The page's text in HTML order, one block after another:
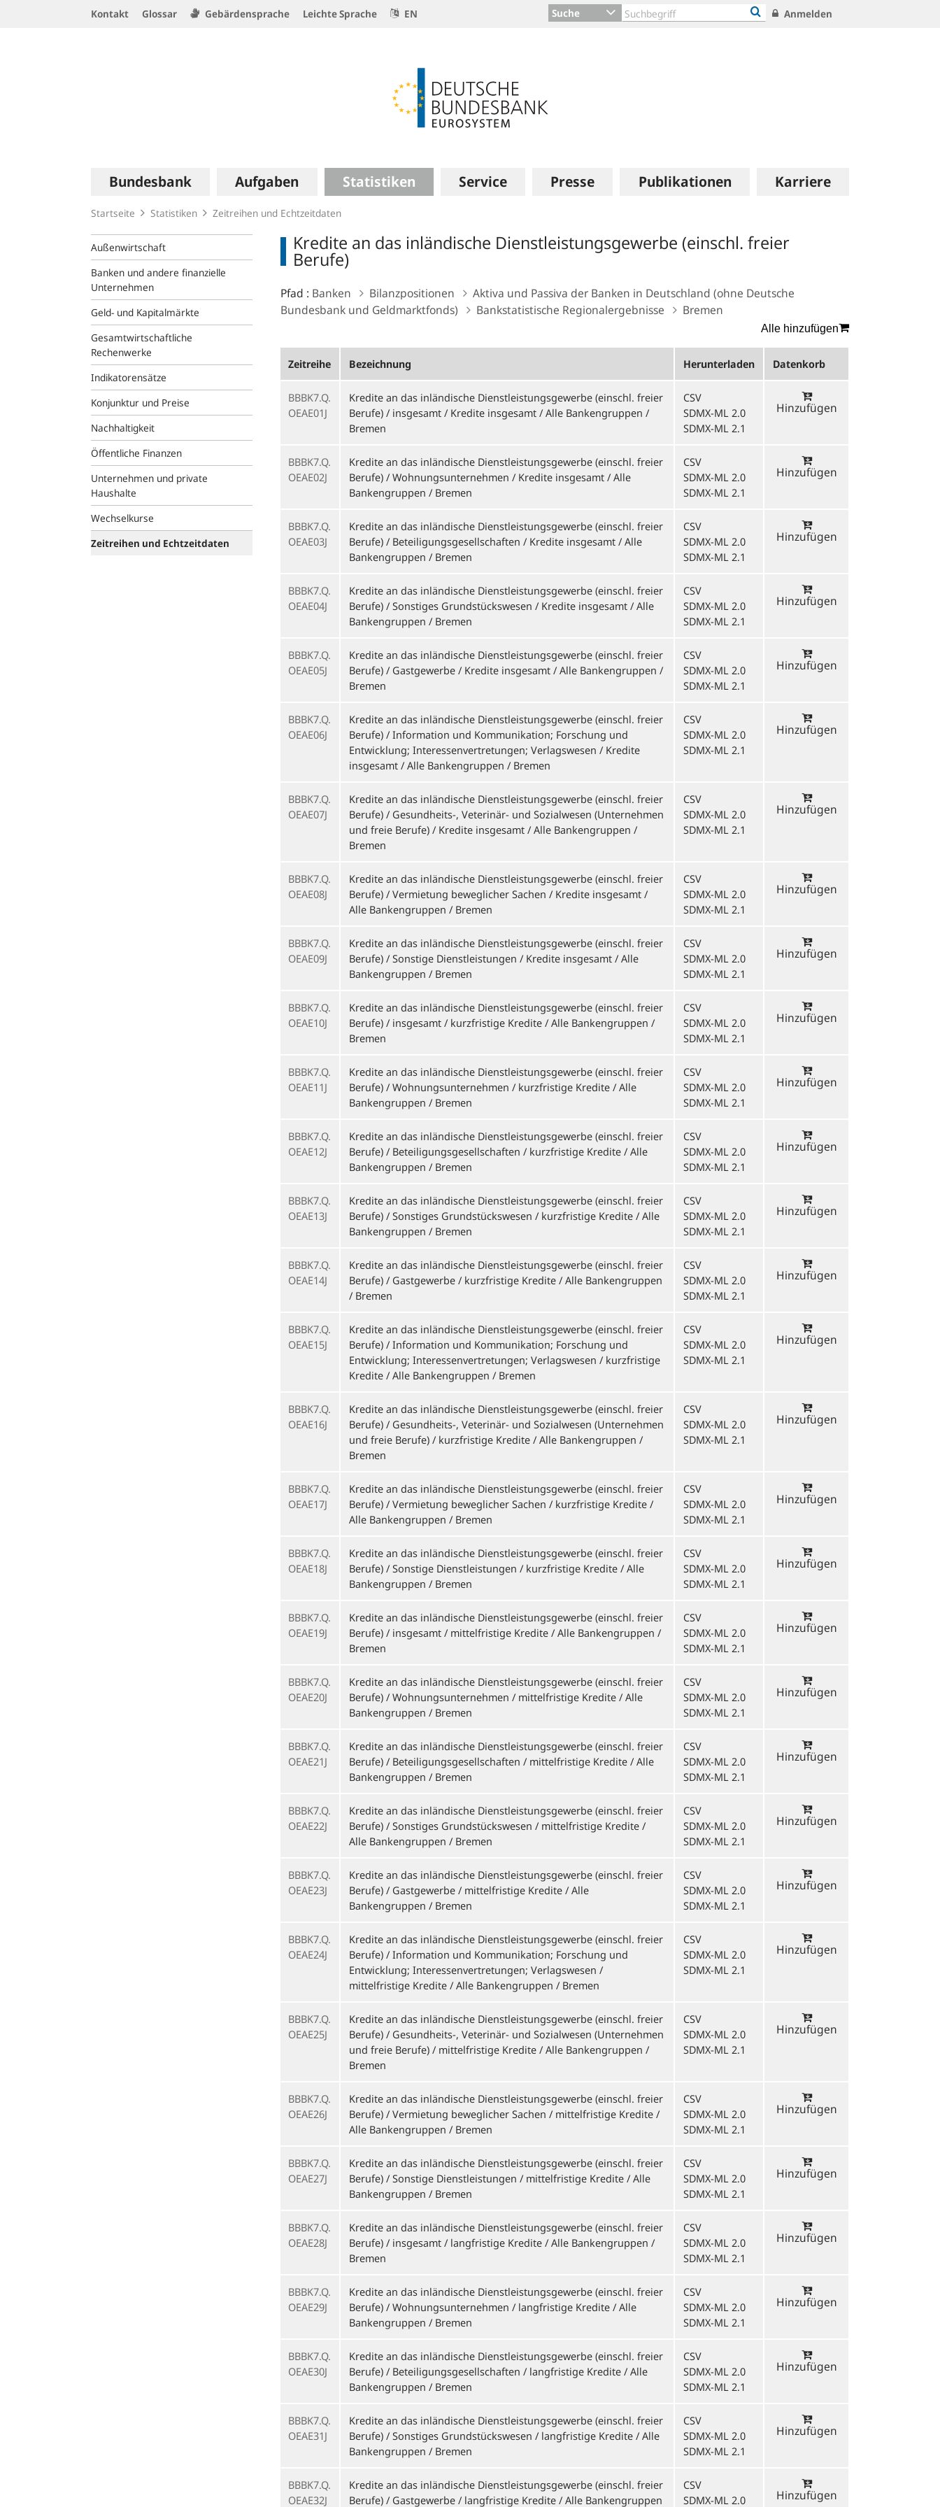
Kontakt Glossar Gebärdensprache Leichte Sprache EN Suche Anmelden
Hauptnavigation
Bundesbank Aufgaben Statistiken Service Presse Publikationen Karriere
Startseite Statistiken Zeitreihen und Echtzeitdaten
Außenwirtschaft
Banken und andere finanzielle
Unternehmen
Geld- und Kapitalmärkte
Gesamtwirtschaftliche
Rechenwerke
Indikatorensätze
Konjunktur und Preise
Nachhaltigkeit
Öffentliche Finanzen
Unternehmen und private
Haushalte
Wechselkurse
Zeitreihen und Echtzeitdaten
Kredite an das inländische Dienstleistungsgewerbe (einschl. freier
Berufe)
Pfad : Banken Bilanzpositionen
Aktiva und Passiva der Banken in Deutschland (ohne Deutsche
Bundesbank und Geldmarktfonds)
Bankstatistische Regionalergebnisse Bremen
Alle hinzufügen
Zeitreihe Bezeichnung Herunterladen Datenkorb
BBBK7.Q.
OEAE01J
Kredite an das inländische Dienstleistungsgewerbe (einschl. freier
Berufe) / insgesamt / Kredite insgesamt / Alle Bankengruppen /
Bremen
CSV
SDMX-ML 2.0
SDMX-ML 2.1
Hinzufügen
BBBK7.Q.
OEAE02J
Kredite an das inländische Dienstleistungsgewerbe (einschl. freier
Berufe) / Wohnungsunternehmen / Kredite insgesamt / Alle
Bankengruppen / Bremen
CSV
SDMX-ML 2.0
SDMX-ML 2.1
Hinzufügen
BBBK7.Q.
OEAE03J
Kredite an das inländische Dienstleistungsgewerbe (einschl. freier
Berufe) / Beteiligungsgesellschaften / Kredite insgesamt / Alle
Bankengruppen / Bremen
CSV
SDMX-ML 2.0
SDMX-ML 2.1
Hinzufügen
BBBK7.Q.
OEAE04J
Kredite an das inländische Dienstleistungsgewerbe (einschl. freier
Berufe) / Sonstiges Grundstückswesen / Kredite insgesamt / Alle
Bankengruppen / Bremen
CSV
SDMX-ML 2.0
SDMX-ML 2.1
Hinzufügen
BBBK7.Q.
OEAE05J
Kredite an das inländische Dienstleistungsgewerbe (einschl. freier
Berufe) / Gastgewerbe / Kredite insgesamt / Alle Bankengruppen /
Bremen
CSV
SDMX-ML 2.0
SDMX-ML 2.1
Hinzufügen
BBBK7.Q.
OEAE06J
Kredite an das inländische Dienstleistungsgewerbe (einschl. freier
Berufe) / Information und Kommunikation; Forschung und
Entwicklung; Interessenvertretungen; Verlagswesen / Kredite
insgesamt / Alle Bankengruppen / Bremen
CSV
SDMX-ML 2.0
SDMX-ML 2.1
Hinzufügen
BBBK7.Q.
OEAE07J
Kredite an das inländische Dienstleistungsgewerbe (einschl. freier
Berufe) / Gesundheits-, Veterinär- und Sozialwesen (Unternehmen
und freie Berufe) / Kredite insgesamt / Alle Bankengruppen /
Bremen
CSV
SDMX-ML 2.0
SDMX-ML 2.1
Hinzufügen
BBBK7.Q.
OEAE08J
Kredite an das inländische Dienstleistungsgewerbe (einschl. freier
Berufe) / Vermietung beweglicher Sachen / Kredite insgesamt /
Alle Bankengruppen / Bremen
CSV
SDMX-ML 2.0
SDMX-ML 2.1
Hinzufügen
BBBK7.Q.
OEAE09J
Kredite an das inländische Dienstleistungsgewerbe (einschl. freier
Berufe) / Sonstige Dienstleistungen / Kredite insgesamt / Alle
Bankengruppen / Bremen
CSV
SDMX-ML 2.0
SDMX-ML 2.1
Hinzufügen
BBBK7.Q.
OEAE10J
Kredite an das inländische Dienstleistungsgewerbe (einschl. freier
Berufe) / insgesamt / kurzfristige Kredite / Alle Bankengruppen /
Bremen
CSV
SDMX-ML 2.0
SDMX-ML 2.1
Hinzufügen
BBBK7.Q.
OEAE11J
Kredite an das inländische Dienstleistungsgewerbe (einschl. freier
Berufe) / Wohnungsunternehmen / kurzfristige Kredite / Alle
Bankengruppen / Bremen
CSV
SDMX-ML 2.0
SDMX-ML 2.1
Hinzufügen
BBBK7.Q.
OEAE12J
Kredite an das inländische Dienstleistungsgewerbe (einschl. freier
Berufe) / Beteiligungsgesellschaften / kurzfristige Kredite / Alle
Bankengruppen / Bremen
CSV
SDMX-ML 2.0
SDMX-ML 2.1
Hinzufügen
BBBK7.Q.
OEAE13J
Kredite an das inländische Dienstleistungsgewerbe (einschl. freier
Berufe) / Sonstiges Grundstückswesen / kurzfristige Kredite / Alle
Bankengruppen / Bremen
CSV
SDMX-ML 2.0
SDMX-ML 2.1
Hinzufügen
BBBK7.Q.
OEAE14J
Kredite an das inländische Dienstleistungsgewerbe (einschl. freier
Berufe) / Gastgewerbe / kurzfristige Kredite / Alle Bankengruppen
/ Bremen
CSV
SDMX-ML 2.0
SDMX-ML 2.1
Hinzufügen
BBBK7.Q.
OEAE15J
Kredite an das inländische Dienstleistungsgewerbe (einschl. freier
Berufe) / Information und Kommunikation; Forschung und
Entwicklung; Interessenvertretungen; Verlagswesen / kurzfristige
Kredite / Alle Bankengruppen / Bremen
CSV
SDMX-ML 2.0
SDMX-ML 2.1
Hinzufügen
BBBK7.Q.
OEAE16J
Kredite an das inländische Dienstleistungsgewerbe (einschl. freier
Berufe) / Gesundheits-, Veterinär- und Sozialwesen (Unternehmen
und freie Berufe) / kurzfristige Kredite / Alle Bankengruppen /
Bremen
CSV
SDMX-ML 2.0
SDMX-ML 2.1
Hinzufügen
BBBK7.Q.
OEAE17J
Kredite an das inländische Dienstleistungsgewerbe (einschl. freier
Berufe) / Vermietung beweglicher Sachen / kurzfristige Kredite /
Alle Bankengruppen / Bremen
CSV
SDMX-ML 2.0
SDMX-ML 2.1
Hinzufügen
BBBK7.Q.
OEAE18J
Kredite an das inländische Dienstleistungsgewerbe (einschl. freier
Berufe) / Sonstige Dienstleistungen / kurzfristige Kredite / Alle
Bankengruppen / Bremen
CSV
SDMX-ML 2.0
SDMX-ML 2.1
Hinzufügen
BBBK7.Q.
OEAE19J
Kredite an das inländische Dienstleistungsgewerbe (einschl. freier
Berufe) / insgesamt / mittelfristige Kredite / Alle Bankengruppen /
Bremen
CSV
SDMX-ML 2.0
SDMX-ML 2.1
Hinzufügen
BBBK7.Q.
OEAE20J
Kredite an das inländische Dienstleistungsgewerbe (einschl. freier
Berufe) / Wohnungsunternehmen / mittelfristige Kredite / Alle
Bankengruppen / Bremen
CSV
SDMX-ML 2.0
SDMX-ML 2.1
Hinzufügen
BBBK7.Q.
OEAE21J
Kredite an das inländische Dienstleistungsgewerbe (einschl. freier
Berufe) / Beteiligungsgesellschaften / mittelfristige Kredite / Alle
Bankengruppen / Bremen
CSV
SDMX-ML 2.0
SDMX-ML 2.1
Hinzufügen
BBBK7.Q.
OEAE22J
Kredite an das inländische Dienstleistungsgewerbe (einschl. freier
Berufe) / Sonstiges Grundstückswesen / mittelfristige Kredite /
Alle Bankengruppen / Bremen
CSV
SDMX-ML 2.0
SDMX-ML 2.1
Hinzufügen
BBBK7.Q.
OEAE23J
Kredite an das inländische Dienstleistungsgewerbe (einschl. freier
Berufe) / Gastgewerbe / mittelfristige Kredite / Alle
Bankengruppen / Bremen
CSV
SDMX-ML 2.0
SDMX-ML 2.1
Hinzufügen
BBBK7.Q.
OEAE24J
Kredite an das inländische Dienstleistungsgewerbe (einschl. freier
Berufe) / Information und Kommunikation; Forschung und
Entwicklung; Interessenvertretungen; Verlagswesen /
mittelfristige Kredite / Alle Bankengruppen / Bremen
CSV
SDMX-ML 2.0
SDMX-ML 2.1
Hinzufügen
BBBK7.Q.
OEAE25J
Kredite an das inländische Dienstleistungsgewerbe (einschl. freier
Berufe) / Gesundheits-, Veterinär- und Sozialwesen (Unternehmen
und freie Berufe) / mittelfristige Kredite / Alle Bankengruppen /
Bremen
CSV
SDMX-ML 2.0
SDMX-ML 2.1
Hinzufügen
BBBK7.Q.
OEAE26J
Kredite an das inländische Dienstleistungsgewerbe (einschl. freier
Berufe) / Vermietung beweglicher Sachen / mittelfristige Kredite /
Alle Bankengruppen / Bremen
CSV
SDMX-ML 2.0
SDMX-ML 2.1
Hinzufügen
BBBK7.Q.
OEAE27J
Kredite an das inländische Dienstleistungsgewerbe (einschl. freier
Berufe) / Sonstige Dienstleistungen / mittelfristige Kredite / Alle
Bankengruppen / Bremen
CSV
SDMX-ML 2.0
SDMX-ML 2.1
Hinzufügen
BBBK7.Q.
OEAE28J
Kredite an das inländische Dienstleistungsgewerbe (einschl. freier
Berufe) / insgesamt / langfristige Kredite / Alle Bankengruppen /
Bremen
CSV
SDMX-ML 2.0
SDMX-ML 2.1
Hinzufügen
BBBK7.Q.
OEAE29J
Kredite an das inländische Dienstleistungsgewerbe (einschl. freier
Berufe) / Wohnungsunternehmen / langfristige Kredite / Alle
Bankengruppen / Bremen
CSV
SDMX-ML 2.0
SDMX-ML 2.1
Hinzufügen
BBBK7.Q.
OEAE30J
Kredite an das inländische Dienstleistungsgewerbe (einschl. freier
Berufe) / Beteiligungsgesellschaften / langfristige Kredite / Alle
Bankengruppen / Bremen
CSV
SDMX-ML 2.0
SDMX-ML 2.1
Hinzufügen
BBBK7.Q.
OEAE31J
Kredite an das inländische Dienstleistungsgewerbe (einschl. freier
Berufe) / Sonstiges Grundstückswesen / langfristige Kredite / Alle
Bankengruppen / Bremen
CSV
SDMX-ML 2.0
SDMX-ML 2.1
Hinzufügen
BBBK7.Q.
OEAE32J
Kredite an das inländische Dienstleistungsgewerbe (einschl. freier
Berufe) / Gastgewerbe / langfristige Kredite / Alle Bankengruppen
CSV
SDMX-ML 2.0
Hinzufügen